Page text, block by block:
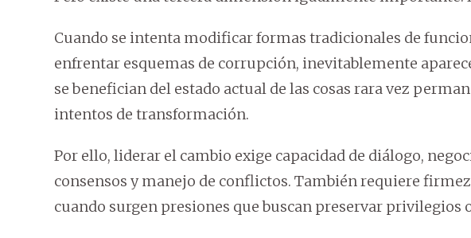
Cuando se intenta modificar formas tradicionales de
enfrentar esquemas de corrupción, inevitablemente
se benefician del estado actual de las cosas rara vez
intentos de transformación.
Por ello, liderar el cambio exige capacidad de diálogo,
consensos y manejo de conflictos. También requiere
cuando surgen presiones que buscan preservar privilegios